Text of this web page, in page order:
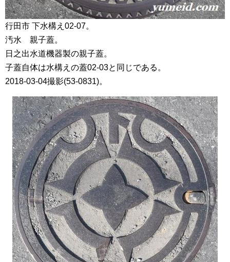
行田市 下水構え02-07。
汚水 親子蓋。
日之出水道機器製の親子蓋。
子蓋自体は水構えの蓋02-03と同じである。
2018-03-04撮影(53-0831)。